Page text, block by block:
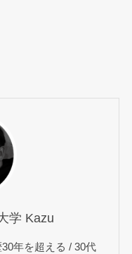
学 Kazu
年を超える / 30代